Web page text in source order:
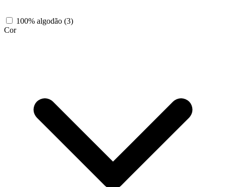
100% algodão (3)
Cor